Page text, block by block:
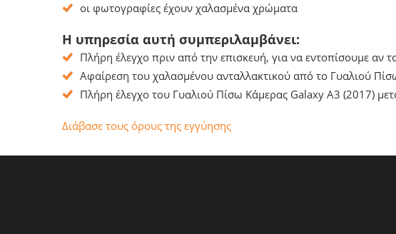
οι φωτογραφίες έχουν χαλασμένα χρώματα
Η υπηρεσία αυτή συμπεριλαμβάνει:
Πλήρη έλεγχο πριν από την επισκευή, για να εντοπίσουμε
Αφαίρεση του χαλασμένου ανταλλακτικού από το Γυαλιού
Πλήρη έλεγχο του Γυαλιού Πίσω Κάμερας Galaxy A3 (2017)
Διάβασε τους όρους της εγγύησης